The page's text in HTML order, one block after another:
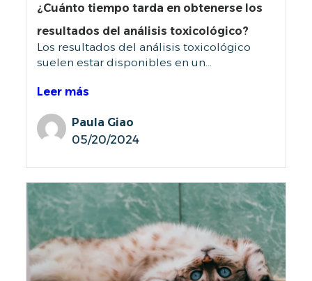
¿Cuánto tiempo tarda en obtenerse los
resultados del análisis toxicológico?
Los resultados del análisis toxicológico
suelen estar disponibles en un...
Leer más
Paula Giao
05/20/2024